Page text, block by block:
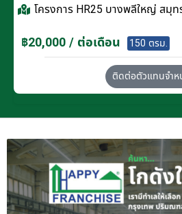
โครงการ HR25 บางพลีใหญ่ สมุท
฿20,000 / ต่อเดือน 150 ตรม.
ติดต่อตัวแทนจำห